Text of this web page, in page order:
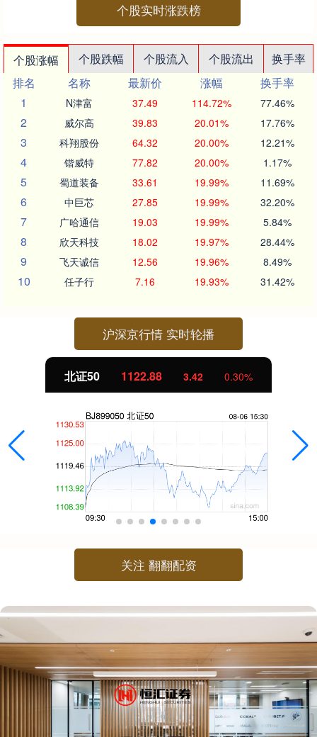
个股实时涨跌榜
个股涨幅 个股跌幅 个股流入 个股流出
换手率
排名
名称 最新价 涨幅
换手率
1
N津富 37.49 114.72% 77.46%
2 威尔高 39.83 20.01% 17.76%
3 科翔股份 64.32 20.00% 12.21%
4 锴威特 77.82 20.00% 1.17%
5 蜀道装备 33.61 19.99% 11.69%
6 中巨芯 27.85 19.99% 32.20%
7 广哈通信 19.03 19.99% 5.84%
8 欣天科技 18.02 19.97% 28.44%
9 飞天诚信 12.56 19.96% 8.49%
10 任子行 7.16 19.93% 31.42%
沪深京行情 实时轮播
北证50 1122.88 3.42 0.30%
关注 翻翻配资